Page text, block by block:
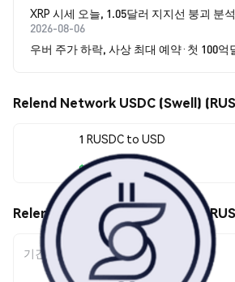
XRP 시세 오늘, 1.05달러 지지선 붕괴 분
2026-08-06
우버 주가 하락, 사상 최대 예약·첫 100억
Relend Network USDC (Swell)
1 RUSDC to USD
$0.999391
Relend Network USDC (Swell)
기간 변동 폭